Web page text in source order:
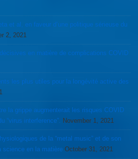
et al, en faveur d’une politique sérieuse du
2, 2021
en matière de complications COVID
les plus utiles pour la longévité active des
la grippe augmenterait les risques COVID
“virus interference”. November 1, 2021
de la “metal music” et de son
science en la matière October 31, 2021